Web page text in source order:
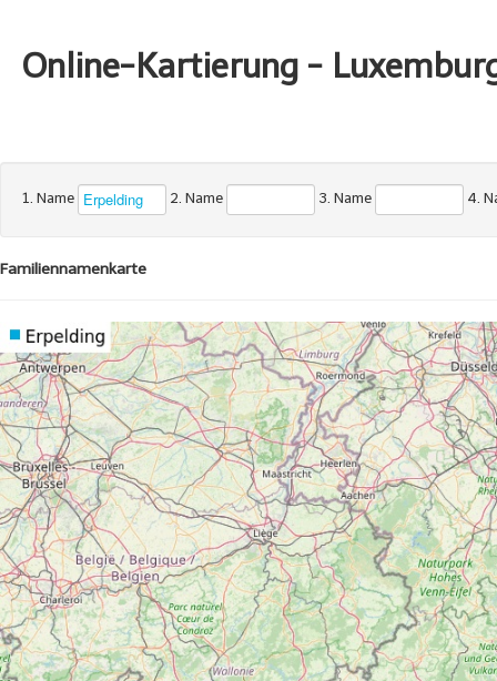
Online-Kartierung -
1. Name 2. Name 3. Name 4.
Familiennamenkarte